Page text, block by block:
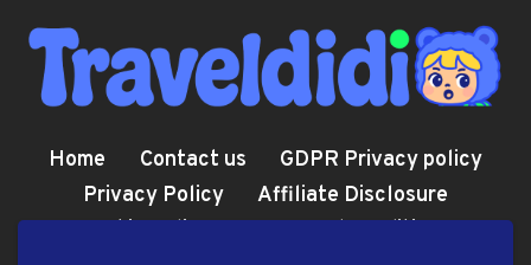
Home Contact us
GDPR Privacy policy
Privacy Policy
Affiliate Disclosure